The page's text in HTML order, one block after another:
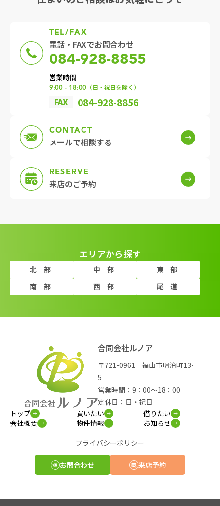
TEL/FAX
電話・FAXでお問合わせ
084-928-8855
営業時間
9:00 - 18:00 （日・祝日を除く）
FAX 084-928-8856
CONTACT
メールで相談する
RESERVE
来店のご予約
エリアから探す
北部 中部
東部
南部
西部 尾道
合同会社ルノア
〒721-0961 福山市明治町13-
5
営業時間：9：00～18：00
定休日：日・祝日
トップ
買いたい
借りたい
会社概要
物件情報
お知らせ
プライバシーポリシー
お問合わせ 来店予約